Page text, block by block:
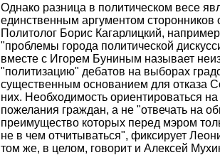
Однако разница в политическом весе
единственным аргументом сторонников
Политолог Борис Кагарлицкий,
"проблемы города политической
вместе с Игорем Буниным называет
"политизацию" дебатов на выборах
существенным основанием для отказа
них. Необходимость ориентироваться
пожелания граждан, а не "отвечать на
преимущество которых перед мэром
не в чем отчитываться", фиксирует
том же, в целом, говорит и Алексей